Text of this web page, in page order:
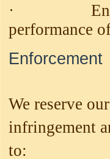
·
performance
Enforcement
We reserve
infringement
to: